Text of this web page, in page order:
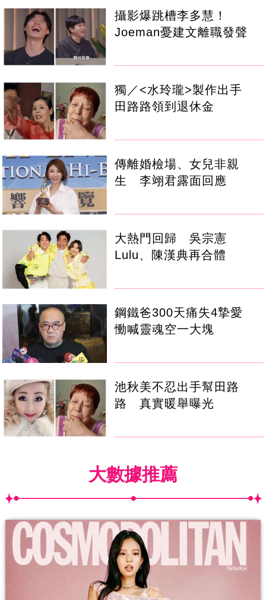
攝影爆跳槽李多慧！
Joeman憂建文離職發聲
獨／<水玲瓏>製作出手
田路路領到退休金
傳離婚檢場、女兒非親
生 李翊君露面回應
大熱門回歸 吳宗憲
Lulu、陳漢典再合體
鋼鐵爸300天痛失4摯愛
慟喊靈魂空一大塊
池秋美不忍出手幫田路
路 真實暖舉曝光
大數據推薦